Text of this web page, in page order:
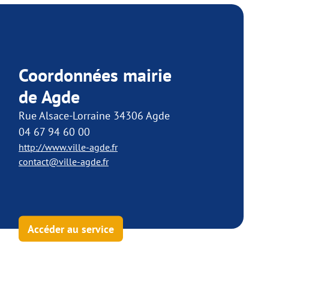
Coordonnées mairie
de Agde
Rue Alsace-Lorraine 34306 Agde
04 67 94 60 00
http://www.ville-agde.fr
contact@ville-agde.fr
Accéder au service